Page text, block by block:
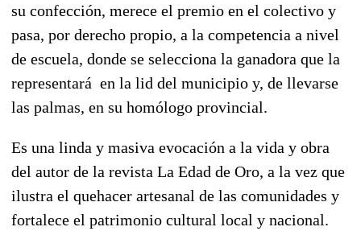
su confección, merece el premio en el colectivo y
pasa, por derecho propio, a la competencia a nivel
de escuela, donde se selecciona la ganadora que la
representará en la lid del municipio y, de llevarse
las palmas, en su homólogo provincial.
Es una linda y masiva evocación a la vida y obra
del autor de la revista La Edad de Oro, a la vez que
ilustra el quehacer artesanal de las comunidades y
fortalece el patrimonio cultural local y nacional.